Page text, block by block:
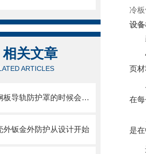
相关文章
ARTICLES
在使用不锈钢板导轨防护罩的时候会有哪几种效果呢？
外钣金外防护从设计开始
冷
设
页
在
是